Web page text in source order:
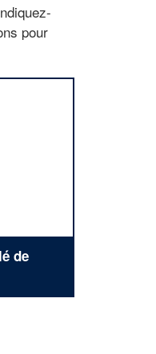
pour
de